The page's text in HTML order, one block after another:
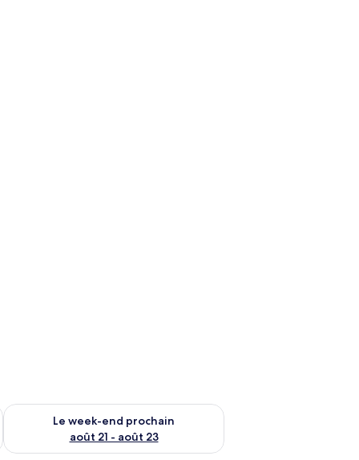
août 14 - août 16
Le week-end prochain
août 21 - août 23
Vérifier la disponibilité pour le week-end prochain août 21 -